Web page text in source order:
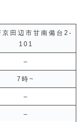
京田辺市甘南備台2-
101
–
7時~
–
–